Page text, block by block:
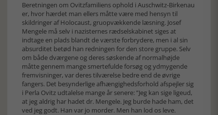
Beretningen om Ovitzfamiliens ophold i Auschwitz-Birkenau
er, hvor hærdet man ellers måtte være med hensyn til
skildringer af Holocaust, gruopvækkende læsning. Josef
Mengele må selv i nazisternes rædselskabinet siges at
indtage en plads blandt de værste forbrydere, men i al sin
absurditet betød han redningen for den store gruppe. Selv
om både dværgene og deres søskende af normalhøjde
måtte gennem mange smertefulde forsøg og ydmygende
fremvisninger, var deres tilværelse bedre end de øvrige
fangers. Det besynderlige afhængighedsforhold afspejler sig
i Perla Ovitz udtalelse mange år senere: ”Jeg kan sige ligeud,
at jeg aldrig har hadet dr. Mengele. Jeg burde hade ham, det
ved jeg godt. Han var jo morder. Men han lod os leve.